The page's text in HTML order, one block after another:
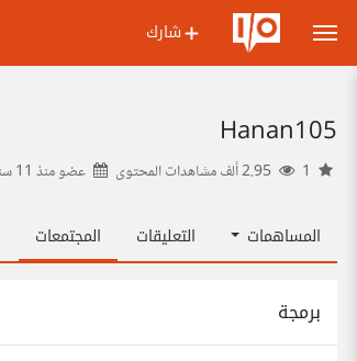
شارك
Hanan105
عضو منذ 11 سنةً
المساهمات التعليقات المجتمعات
برمجة